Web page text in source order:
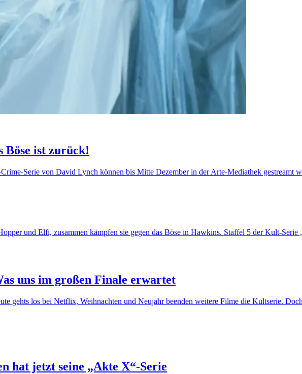
Böse ist zurück!
Serie von David Lynch können bis Mitte Dezember in der Arte-Mediathek gestreamt
uns im großen Finale erwartet
gehts los bei Netflix, Weihnachten und Neujahr beenden weitere Filme die Kultserie.
hat jetzt seine „Akte X“-Serie